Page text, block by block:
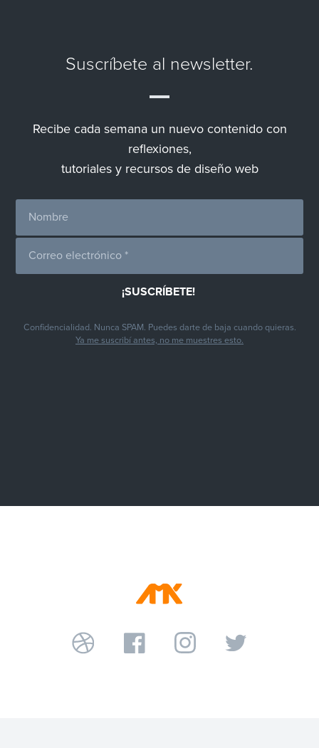
Suscríbete al newsletter.
Recibe cada semana un nuevo contenido con
reflexiones,
tutoriales y recursos de diseño web
Confidencialidad. Nunca SPAM. Puedes darte de baja cuando quieras.
Ya me suscribí antes, no me muestres esto.